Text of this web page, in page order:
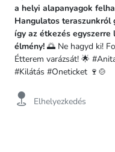
a helyi alapanyagok
Hangulatos
így az étkezés
élmény! 🌅 Ne hagyd ki!
Étterem varázsát! 🌟
#Kilátás #Oneticket 🍷🍲
Elhelyezkedés